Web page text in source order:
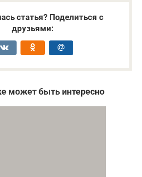
статья? Поделиться с
друзьями:
может быть интересно